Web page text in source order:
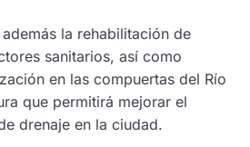
la rehabilitación de
sanitarios, así como
en las compuertas del Río
que permitirá mejorar el
drenaje en la ciudad.